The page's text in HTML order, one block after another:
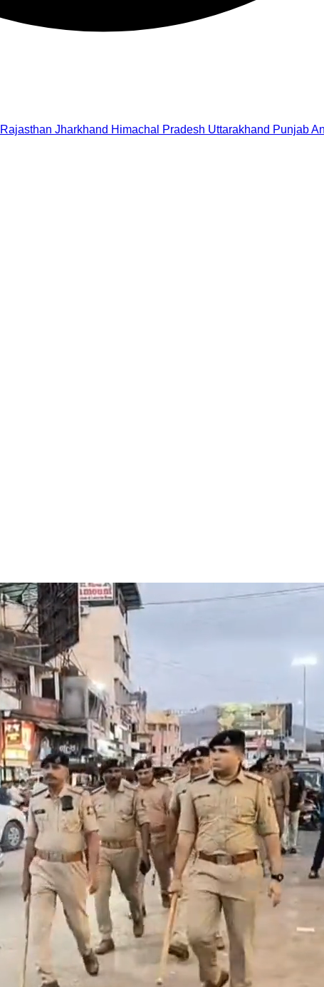
Rajasthan Jharkhand Himachal Pradesh Uttarakhand Punjab